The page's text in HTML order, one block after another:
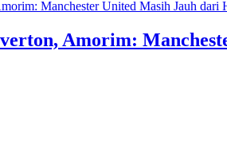
Amorim: